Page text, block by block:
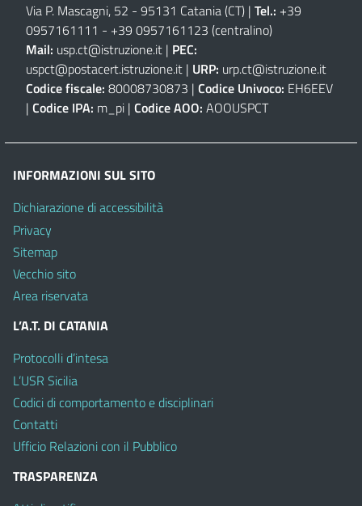
Via P. Mascagni, 52 - 95131 Catania (CT) | Tel.: +39
0957161111 - +39 0957161123 (centralino)
Mail: usp.ct@istruzione.it | PEC:
uspct@postacert.istruzione.it | URP: urp.ct@istruzione.it
Codice fiscale: 80008730873 | Codice Univoco: EH6EEV
| Codice IPA: m_pi | Codice AOO: AOOUSPCT
INFORMAZIONI SUL SITO
Dichiarazione di accessibilità
Privacy
Sitemap
Vecchio sito
Area riservata
L’A.T. DI CATANIA
Protocolli d’intesa
L’USR Sicilia
Codici di comportamento e disciplinari
Contatti
Ufficio Relazioni con il Pubblico
TRASPARENZA